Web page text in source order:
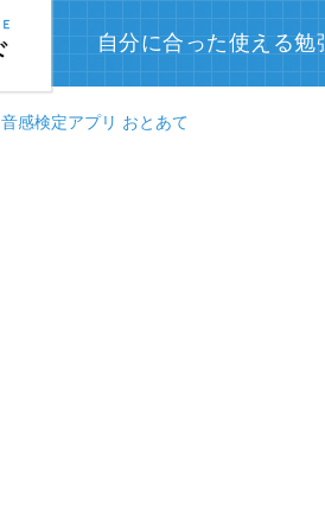
自分に合った使える
音感検定アプリ おとあて